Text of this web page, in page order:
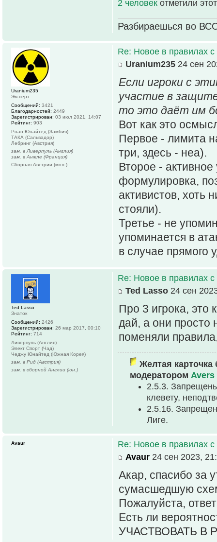
2 человек отметили
Разбираешься во
Re: Новое в правилах с
Uranium235 24 сен
Если игроки с
участие в
то это даёт им
Вот как это
Первое - лимита
три, здесь - неа).
Второе -
формулировка,
активистов, хоть
стояли).
Третье - не
упоминается в
в случае прямого
Uranium235
Эксперт
Сообщений: 3421
Благодарностей: 2449
Зарегистрирован: 03 июл 2021, 14:07
Рейтинг: 903
Роан Юнайтед (Замбия)
ТАКА (Сальвадор)
Лебринг (Австрия)
зам. в Ливерпуль (Англия)
зам. в Анжле (Франция)
Сборная Австрии (мол.)
Re: Новое в правилах с
Ted Lasso 24 сен
Про 3 игрока, это
дай, а они просто
поменяли
Желтая карточка
модератором Avers
2.5.3.
клеветy,
2.5.16.
Лиге.
Ted Lasso
Знаток
Сообщений: 2426
Зарегистрирован: 26 мар 2017, 00:10
Рейтинг: 714
Ливерпуль (Англия)
Элект Спорт (Чад)
Чеджу Юнайтед (Южная Корея)
зам. в Рид (Австрия)
зам. в сборной Англии (юн.)
Re: Новое в правилах с
Avaur 24 сен 2023,
Акар, спасибо за
сумасшедшую
Пожалуйста,
Есть ли
УЧАСТВОВАТЬ В
Avaur